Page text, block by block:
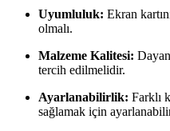
Uyumluluk: Ekran
olmalı.
Malzeme Kalitesi:
tercih edilmelidir.
Ayarlanabilirlik: Farklı
sağlamak için